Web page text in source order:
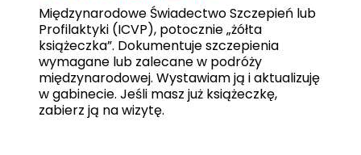
Międzynarodowe Świadectwo Szczepień lub
Profilaktyki (ICVP), potocznie „żółta
książeczka”. Dokumentuje szczepienia
wymagane lub zalecane w podróży
międzynarodowej. Wystawiam ją i aktualizuję
w gabinecie. Jeśli masz już książeczkę,
zabierz ją na wizytę.